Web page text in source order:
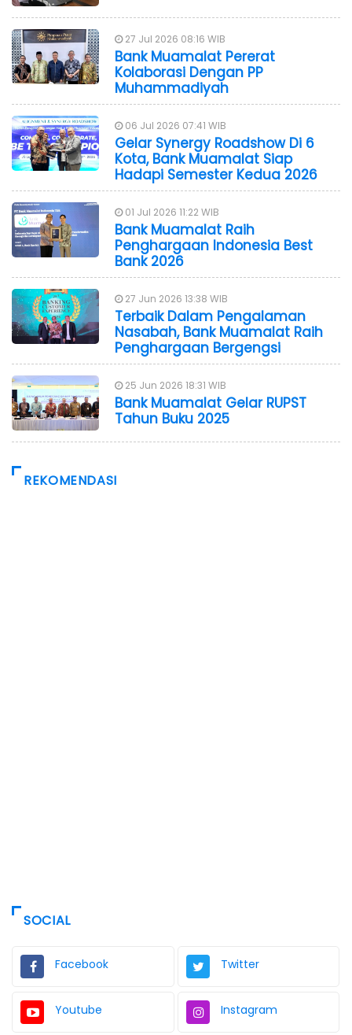
27 Jul 2026 08:16 WIB
Bank Muamalat Pererat
Kolaborasi Dengan PP
Muhammadiyah
06 Jul 2026 07:41 WIB
Gelar Synergy Roadshow Di 6
Kota, Bank Muamalat Siap
Hadapi Semester Kedua 2026
01 Jul 2026 11:22 WIB
Bank Muamalat Raih
Penghargaan Indonesia Best
Bank 2026
27 Jun 2026 13:38 WIB
Terbaik Dalam Pengalaman
Nasabah, Bank Muamalat Raih
Penghargaan Bergengsi
25 Jun 2026 18:31 WIB
Bank Muamalat Gelar RUPST
Tahun Buku 2025
REKOMENDASI
SOCIAL
Facebook Twitter
Youtube Instagram